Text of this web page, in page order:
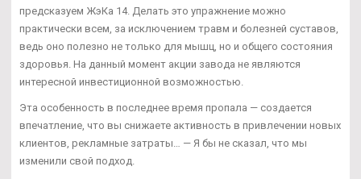
предсказуем ЖэКа 14. Делать это упражнение можно
практически всем, за исключением травм и болезней суставов,
ведь оно полезно не только для мышц, но и общего состояния
здоровья. На данный момент акции завода не являются
интересной инвестиционной возможностью.
Эта особенность в последнее время пропала — создается
впечатление, что вы снижаете активность в привлечении новых
клиентов, рекламные затраты… — Я бы не сказал, что мы
изменили свой подход.